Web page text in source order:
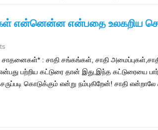
என்னென்ன என்பதை உலகறிய
சாதனைகள்* : சாதி சங்கங்கள், சாதி
பற்றிய கட்டுரை தான் இது,இந்த கட்டுரையை
கொடுக்கும் என்று நம்புகிறேன்! சாதி